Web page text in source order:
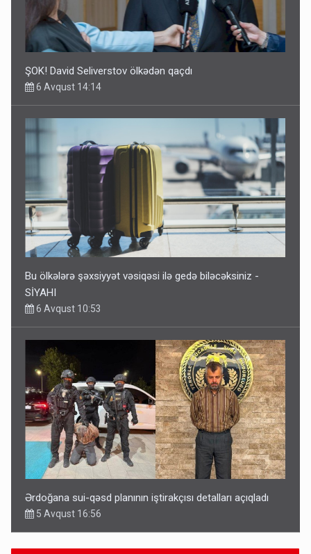
ŞOK! David Seliverstov ölkədən qaçdı
6 Avqust 14:14
Bu ölkələrə şəxsiyyət vəsiqəsi ilə gedə biləcəksiniz -
SİYAHI
6 Avqust 10:53
Ərdoğana sui-qəsd planının iştirakçısı detalları açıqladı
5 Avqust 16:56